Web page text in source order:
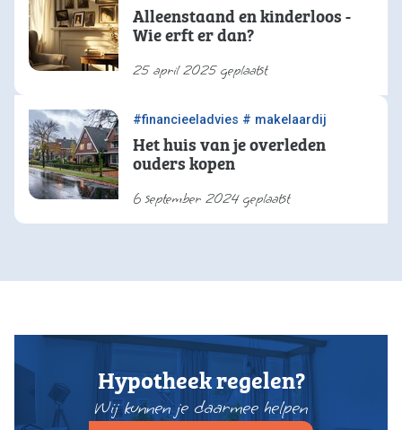
Alleenstaand en kinderloos -
Wie erft er dan?
25 april 2025 geplaatst
#financieeladvies /# makelaardij
Het huis van je overleden
ouders kopen
6 september 2024 geplaatst
Hypotheek regelen?
Wij kunnen je daarmee helpen